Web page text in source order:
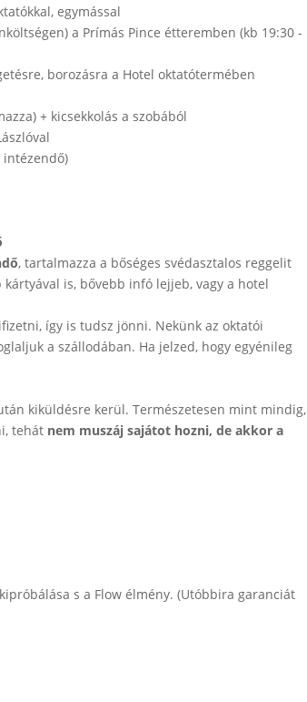
egymással
a Prímás Pince étteremben (kb 19:30 -
borozásra a Hotel oktatótermében
+ kicsekkolás a szobából
intézendő)
, tartalmazza a bőséges svédasztalos reggelit
is, bővebb infó lejjeb, vagy a hotel
így is tudsz jönni. Nekünk az oktatói
a szállodában. Ha jelzed, hogy egyénileg
kiküldésre kerül. Természetesen mint mindig,
tehát nem muszáj sajátot hozni, de akkor a
s a Flow élmény. (Utóbbira garanciát